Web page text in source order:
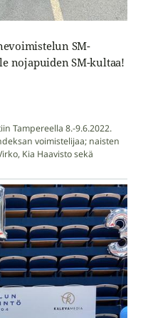
SM-
nojapuiden SM-kultaa!
Tampereella 8.-9.6.2022.
voimistelijaa; naisten
Kia Haavisto sekä